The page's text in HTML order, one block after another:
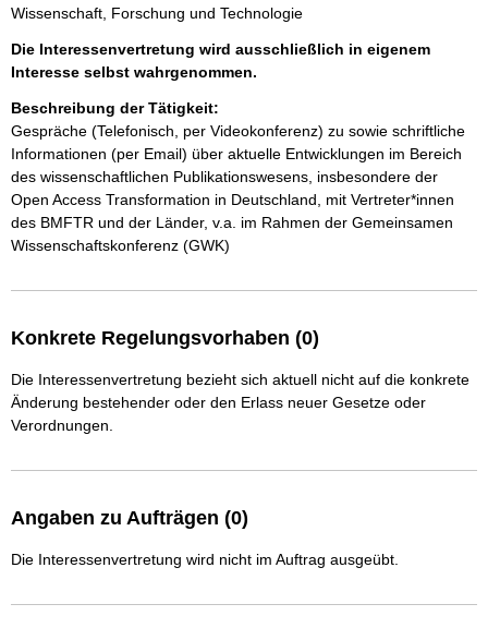
Wissenschaft, Forschung und Technologie
Die Interessenvertretung wird ausschließlich in eigenem
Interesse selbst wahrgenommen.
Beschreibung der Tätigkeit:
Gespräche (Telefonisch, per Videokonferenz) zu sowie schriftliche
Informationen (per Email) über aktuelle Entwicklungen im Bereich
des wissenschaftlichen Publikationswesens, insbesondere der
Open Access Transformation in Deutschland, mit Vertreter*innen
des BMFTR und der Länder, v.a. im Rahmen der Gemeinsamen
Wissenschaftskonferenz (GWK)
Konkrete Regelungsvorhaben (0)
Die Interessenvertretung bezieht sich aktuell nicht auf die konkrete
Änderung bestehender oder den Erlass neuer Gesetze oder
Verordnungen.
Angaben zu Aufträgen (0)
Die Interessenvertretung wird nicht im Auftrag ausgeübt.